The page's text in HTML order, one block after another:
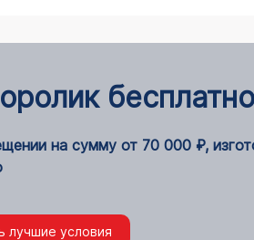
на сумму от 70 000 ₽,
лучшие условия